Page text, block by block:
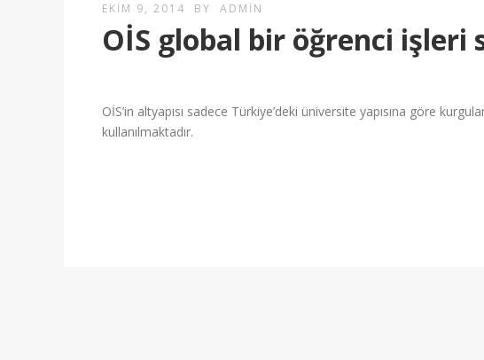
EKIM 9, 2014 BY ADMIN
OİS global bir öğrenci işleri
OİS’in altyapısı sadece Türkiye’deki üniversite yapısına göre
kullanılmaktadır.